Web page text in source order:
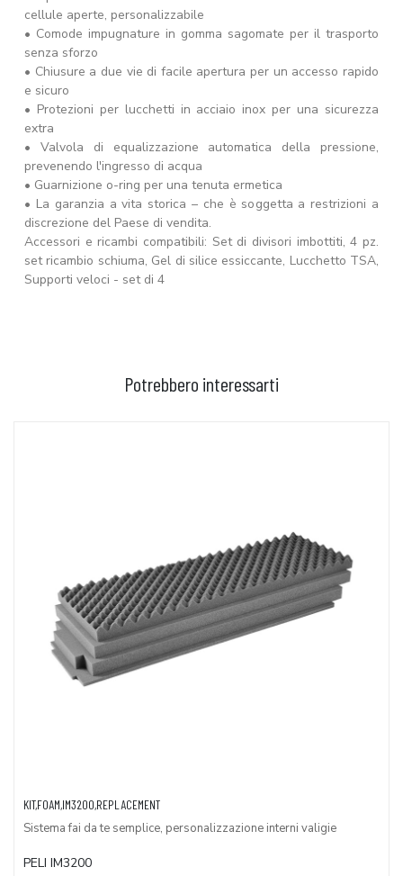
cellule aperte, personalizzabile
• Comode impugnature in gomma sagomate per il trasporto
senza sforzo
• Chiusure a due vie di facile apertura per un accesso rapido
e sicuro
• Protezioni per lucchetti in acciaio inox per una sicurezza
extra
• Valvola di equalizzazione automatica della pressione,
prevenendo l'ingresso di acqua
• Guarnizione o-ring per una tenuta ermetica
• La garanzia a vita storica – che è soggetta a restrizioni a
discrezione del Paese di vendita.
Accessori e ricambi compatibili: Set di divisori imbottiti, 4 pz.
set ricambio schiuma, Gel di silice essiccante, Lucchetto TSA,
Supporti veloci - set di 4
Potrebbero interessarti
AGGIUNGI AL CARRELLO
KIT,FOAM,IM3200,REPLACEMENT
Sistema fai da te semplice, personalizzazione interni valigie
PELI IM3200